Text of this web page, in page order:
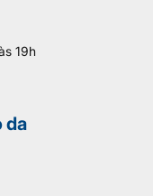
19h
da